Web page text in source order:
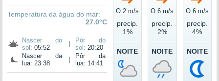
Temperatura da água do mar:
27.0°C
Nascer do
sol: 05:52
Pôr do
sol: 20:20
Nascer da
lua: 23:38
Pôr da
lua: 14:41
O 2 m/s
precip.
1%
NOITE
O 6 m/s
precip.
2%
NOITE
O 6 m/s
precip.
4%
NOITE